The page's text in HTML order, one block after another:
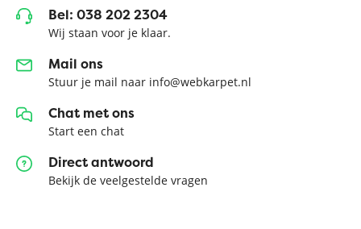
Bel: 038 202 2304
Wij staan voor je klaar.
Mail ons
Stuur je mail naar info@webkarpet.nl
Chat met ons
Start een chat
Direct antwoord
Bekijk de veelgestelde vragen